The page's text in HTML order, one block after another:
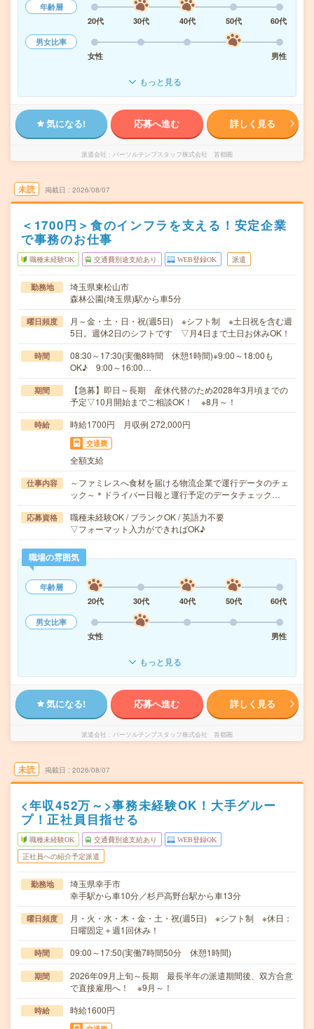
年齢層
20代
30代 40代 50代
60代
男女比率
女性
男性
もっと見る
気になる! 応募へ進む 詳しく見る
派遣会社 パーソルテンプスタッフ株式会社 首都圏
未読 掲載日 2026/08/07
＜1700円＞食のインフラを支える！安定企業
で事務のお仕事
職種未経験OK 交通費別途支給あり WEB登録OK 派遣
勤務地
埼玉県東松山市
森林公園(埼玉県)駅から車5分
曜日頻度
月～金・土・日・祝(週5日) ※シフト制 ※土日祝を含む週
5日。週休2日のシフトです ▽月4日まで土日お休みOK！
時間
08:30～17:30(実働8時間 休憩1時間)※9:00～18:00も
OK♪ 9:00～16:00…
期間
【急募】即日～長期 産休代替のため2028年3月頃までの
予定▽10月開始までご相談OK！ ※8月～！
時給 時給1700円 月収例 272,000円
交通費
全額支給
仕事内容
～ファミレスへ食材を届ける物流企業で運行データのチェ
ック～＊ドライバー日報と運行予定のデータチェック…
応募資格
職種未経験OK / ブランクOK / 英語力不要
▽フォーマット入力ができればOK♪
職場の雰囲気
年齢層
20代
30代 40代 50代
60代
男女比率
女性
男性
もっと見る
気になる! 応募へ進む 詳しく見る
派遣会社 パーソルテンプスタッフ株式会社 首都圏
未読 掲載日 2026/08/07
<年収452万～>事務未経験OK！大手グルー
プ！正社員目指せる
職種未経験OK 交通費別途支給あり WEB登録OK
正社員への紹介予定派遣
勤務地
埼玉県幸手市
幸手駅から車10分／杉戸高野台駅から車13分
曜日頻度
月・火・水・木・金・土・祝(週5日) ※シフト制 ※休日：
日曜固定＋週1回休み！
時間 09:00～17:50(実働7時間50分 休憩1時間)
期間
2026年09月上旬～長期 最長半年の派遣期間後、双方合意
で直接雇用へ！ ※9月～！
時給 時給1600円